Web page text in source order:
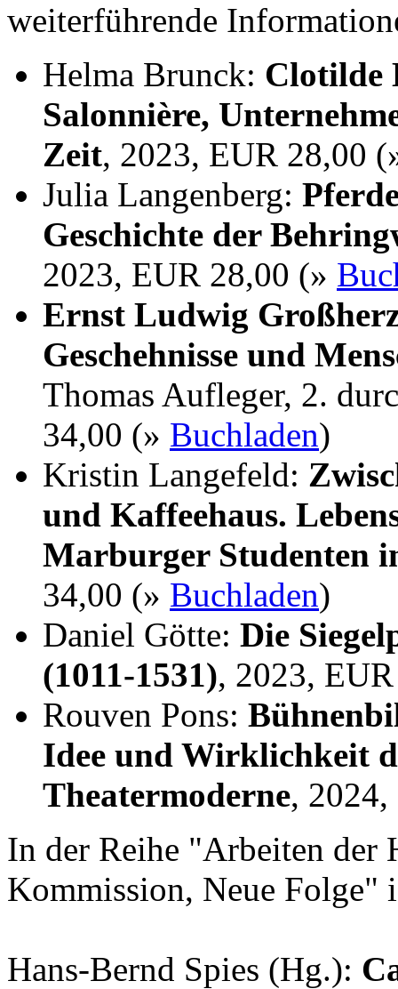
weiterführende
Helma Brunck: Clotilde
Salonnière,
Zeit, 2023, EUR 28,00
Julia Langenberg:
Geschichte der
2023, EUR 28,00 (»
Ernst Ludwig
Geschehnisse und
Thomas Aufleger, 2.
34,00 (» Buchladen)
Kristin Langefeld:
und Kaffeehaus.
Marburger Studenten
34,00 (» Buchladen)
Daniel Götte: Die
(1011-1531), 2023,
Rouven Pons:
Idee und Wirklichkeit
Theatermoderne,
In der Reihe "Arbeiten der
Kommission, Neue Folge"
Hans-Bernd Spies (Hg.):